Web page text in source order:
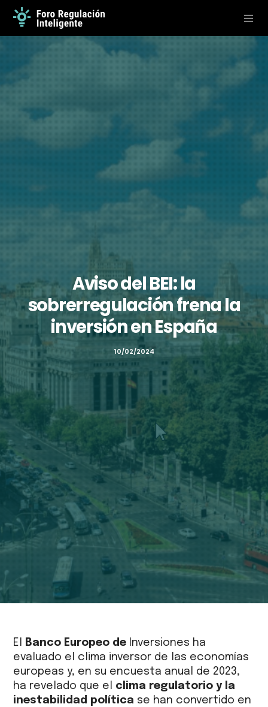
Aviso del BEI: la
sobrerregulación frena la
inversión en España
10/02/2024
El Banco Europeo de Inversiones ha
evaluado el clima inversor de las economías
europeas y, en su encuesta anual de 2023,
ha revelado que el clima regulatorio y la
inestabilidad política se han convertido en